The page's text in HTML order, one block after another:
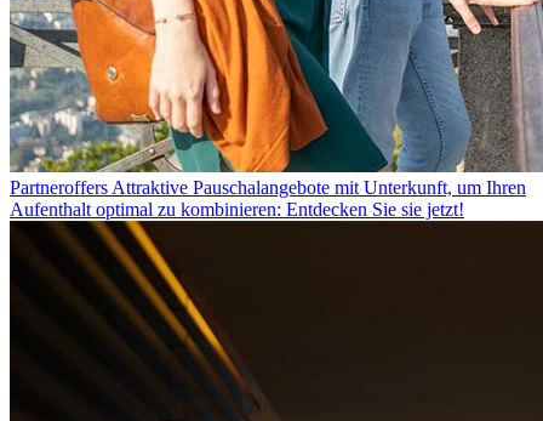
Partneroffers Attraktive Pauschalangebote mit Unterkunft, um Ihren
Aufenthalt optimal zu kombinieren: Entdecken Sie sie jetzt!